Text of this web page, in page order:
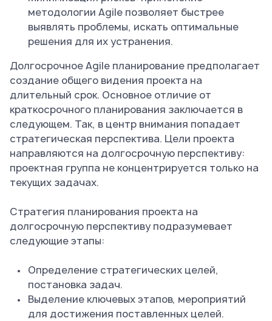
методологии Agile позволяет быстрее
выявлять проблемы, искать оптимальные
решения для их устранения.
Долгосрочное Agile планирование предполагает
создание общего видения проекта на
длительный срок. Основное отличие от
краткосрочного планирования заключается в
следующем. Так, в центр внимания попадает
стратегическая перспектива. Цели проекта
направляются на долгосрочную перспективу:
проектная группа не концентрируется только на
текущих задачах.
Стратегия планирования проекта на
долгосрочную перспективу подразумевает
следующие этапы:
Определение стратегических целей,
постановка задач.
Выделение ключевых этапов, мероприятий
для достижения поставленных целей.